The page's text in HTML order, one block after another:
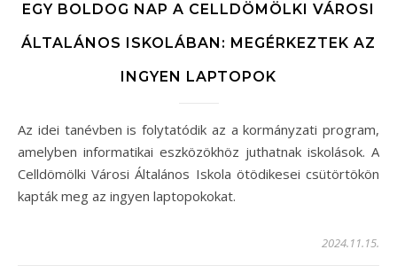
EGY BOLDOG NAP A CELLDÖMÖLKI VÁROSI
ÁLTALÁNOS ISKOLÁBAN: MEGÉRKEZTEK AZ
INGYEN LAPTOPOK
Az idei tanévben is folytatódik az a kormányzati program,
amelyben informatikai eszközökhöz juthatnak iskolások. A
Celldömölki Városi Általános Iskola ötödikesei csütörtökön
kapták meg az ingyen laptopokokat.
2024.11.15.